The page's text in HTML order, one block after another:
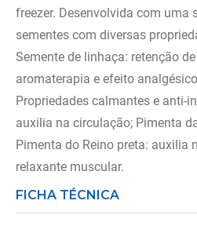
freezer. Desenvolvida com uma
sementes com diversas
Semente de linhaça: retenção
aromaterapia e efeito
Propriedades calmantes e anti-
auxilia na circulação; Pimenta
Pimenta do Reino preta: auxilia
relaxante muscular.
FICHA TÉCNICA